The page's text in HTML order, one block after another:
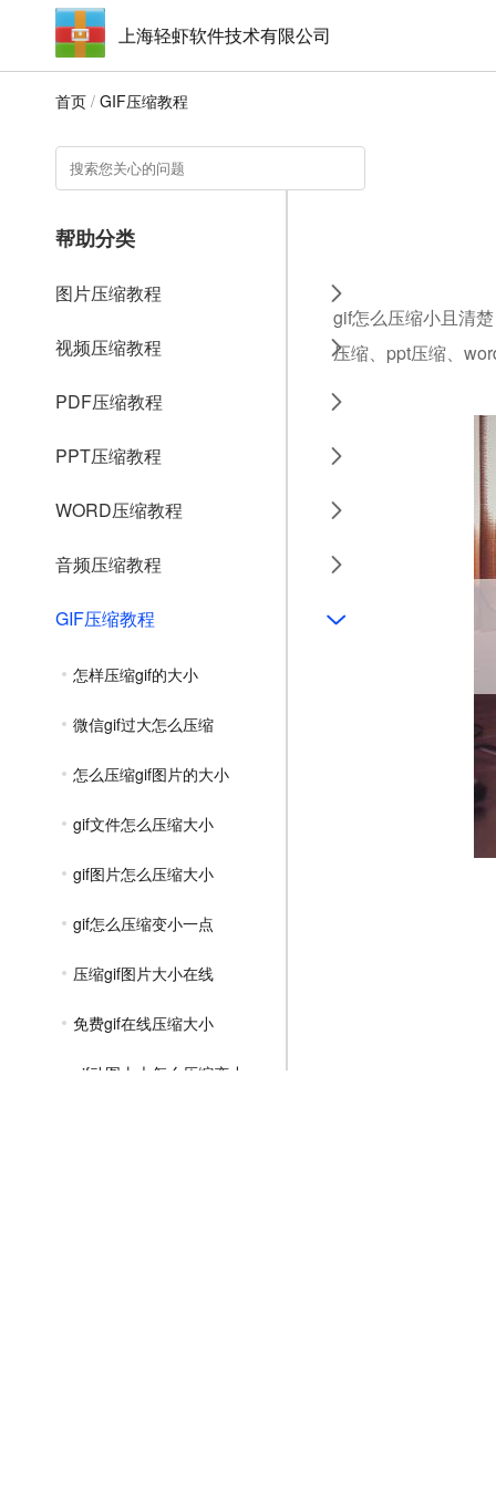
上海轻虾软件技术有限公司
首页 / GIF压缩教程
帮助分类
图片压缩教程
视频压缩教程
PDF压缩教程
PPT压缩教程
WORD压缩教程
音频压缩教程
GIF压缩教程
怎样压缩gif的大小
微信gif过大怎么压缩
怎么压缩gif图片的大小
gif文件怎么压缩大小
gif图片怎么压缩大小
gif怎么压缩变小一点
压缩gif图片大小在线
免费gif在线压缩大小
gif动图太大怎么压缩变小
gif怎么压缩小且清
压缩、ppt压缩、